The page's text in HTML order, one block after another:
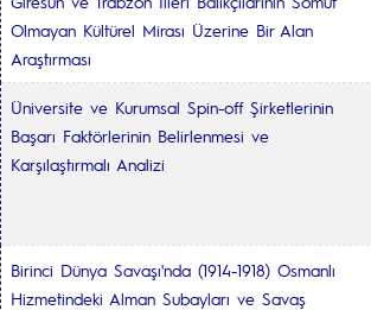
Olmayan Kültürel Mirası Üzerine Bir Alan
Araştırması
Üniversite ve Kurumsal Spin-off Şirketlerinin
Başarı Faktörlerinin Belirlenmesi ve
Karşılaştırmalı Analizi
Birinci Dünya Savaşı'nda (1914-1918) Osmanlı
Hizmetindeki Alman Subayları ve Savaş